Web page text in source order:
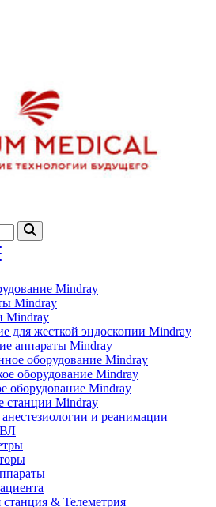
Mindray
Mindray
Mindray
для жесткой эндоскопии Mindray
аппараты Mindray
оборудование Mindray
оборудование Mindray
оборудование Mindray
станции Mindray
и реанимации
станция & Телеметрия